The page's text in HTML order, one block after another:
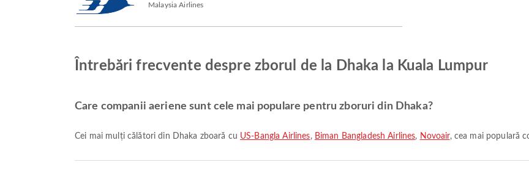
Malaysia Airlines
Întrebări frecvente despre zborul de la Dhaka la Kuala Lumpur
Care companii aeriene sunt cele mai populare pentru zboruri din Dhaka?
Cei mai mulți călători din Dhaka zboară cu US-Bangla Airlines, Biman Bangladesh Airlines, Novoair, cea mai populară